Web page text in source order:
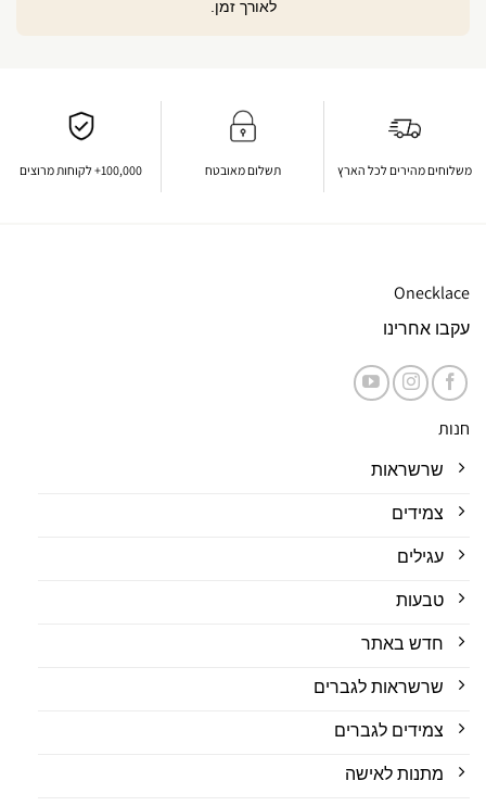
לאורך זמן.
משלוחים מהירים לכל הארץ תשלום מאובטח 100,000+ לקוחות מרוצים
Onecklace
עקבו אחרינו
חנות
שרשראות
צמידים
עגילים
טבעות
חדש באתר
שרשראות לגברים
צמידים לגברים
מתנות לאישה